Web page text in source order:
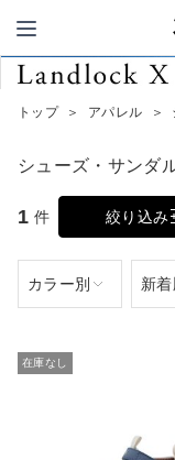
トップ ＞ アパレル ＞
シューズ・サンダ
1 件 絞り込み
在庫なし